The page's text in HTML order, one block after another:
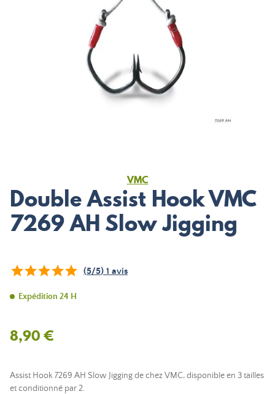
VMC
Double Assist Hook VMC
7269 AH Slow Jigging
(5/5) 1 avis
Expédition 24 H
8,90 €
Assist Hook 7269 AH Slow Jigging de chez VMC, disponible en 3 tailles
et conditionné par 2.